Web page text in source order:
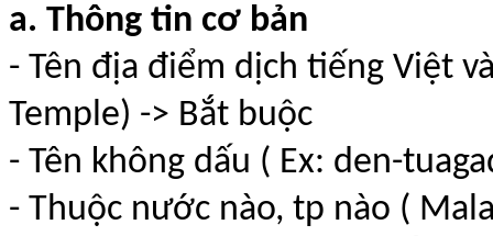
a. Thông tin cơ bản
- Tên địa điểm dịch tiếng Việt
Temple) -> Bắt buộc
- Tên không dấu ( Ex: den-
- Thuộc nước nào, tp nào (